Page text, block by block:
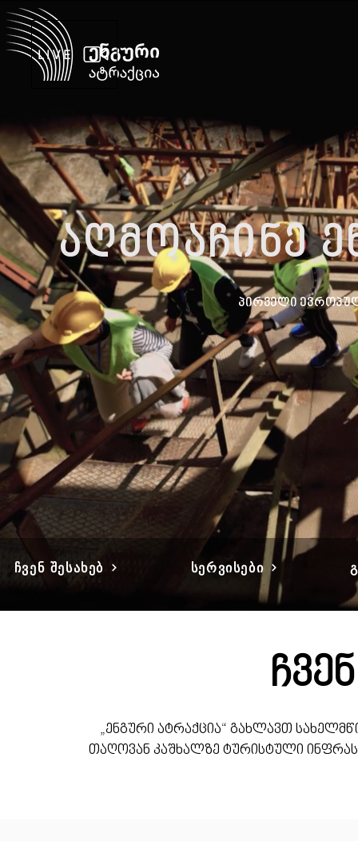
LIVE
აღმოაჩინე
პირველი
ჩვენ შესახებ სერვისები
„ენგური ატრაქცია“ გახლავთ
თაღოვან კაშხალზე ტურისტული